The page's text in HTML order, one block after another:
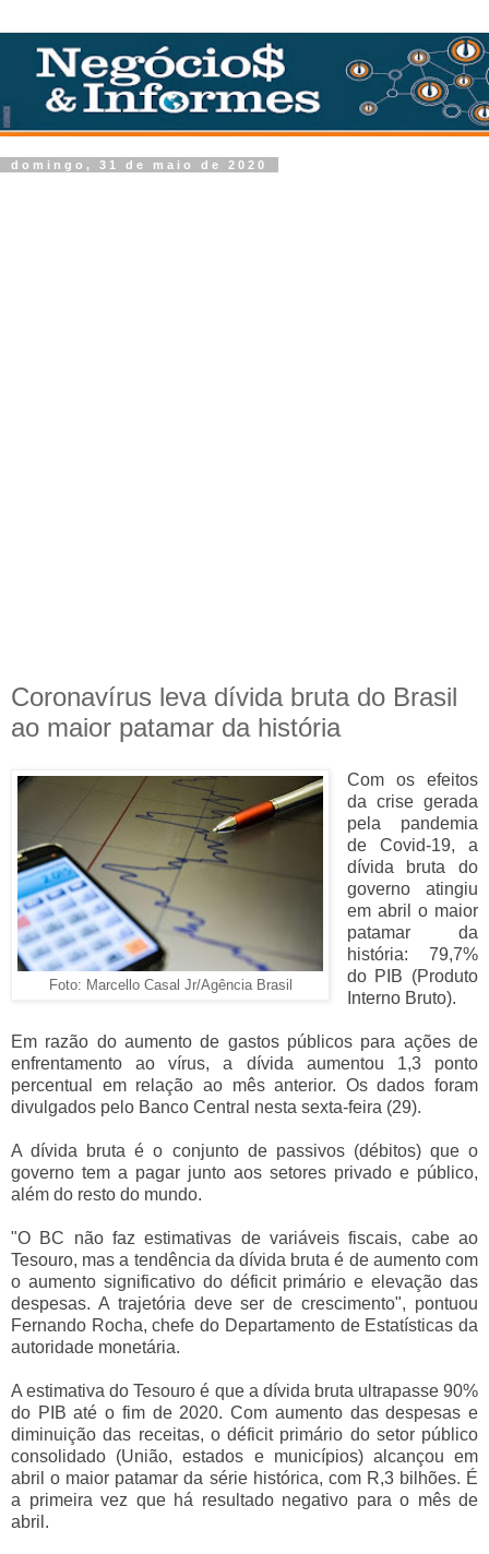
domingo, 31 de maio de 2020
Coronavírus leva dívida bruta do Brasil
ao maior patamar da história
Foto: Marcello Casal Jr/Agência Brasil
Com os efeitos
da crise gerada
pela pandemia
de Covid-19, a
dívida bruta do
governo atingiu
em abril o maior
patamar da
história: 79,7%
do PIB (Produto
Interno Bruto).
Em razão do aumento de gastos públicos para ações de
enfrentamento ao vírus, a dívida aumentou 1,3 ponto
percentual em relação ao mês anterior. Os dados foram
divulgados pelo Banco Central nesta sexta-feira (29).
A dívida bruta é o conjunto de passivos (débitos) que o
governo tem a pagar junto aos setores privado e público,
além do resto do mundo.
"O BC não faz estimativas de variáveis fiscais, cabe ao
Tesouro, mas a tendência da dívida bruta é de aumento com
o aumento significativo do déficit primário e elevação das
despesas. A trajetória deve ser de crescimento", pontuou
Fernando Rocha, chefe do Departamento de Estatísticas da
autoridade monetária.
A estimativa do Tesouro é que a dívida bruta ultrapasse 90%
do PIB até o fim de 2020. Com aumento das despesas e
diminuição das receitas, o déficit primário do setor público
consolidado (União, estados e municípios) alcançou em
abril o maior patamar da série histórica, com R,3 bilhões. É
a primeira vez que há resultado negativo para o mês de
abril.